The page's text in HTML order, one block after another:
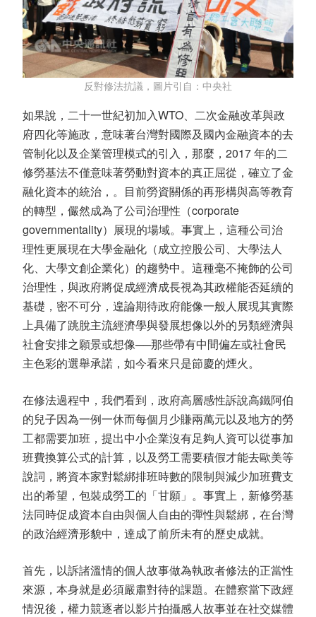
反對修法抗議，圖片引自：中央社
如果說，二十一世紀初加入WTO、二次金融改革與政
府四化等施政，意味著台灣對國際及國內金融資本的去
管制化以及企業管理模式的引入，那麼，2017 年的二
修勞基法不僅意味著勞動對資本的真正屈從，確立了金
融化資本的統治，。目前勞資關係的再形構與高等教育
的轉型，儼然成為了公司治理性（corporate
governmentality）展現的場域。事實上，這種公司治
理性更展現在大學金融化（成立控股公司、大學法人
化、大學文創企業化）的趨勢中。這種毫不掩飾的公司
治理性，與政府將促成經濟成長視為其政權能否延續的
基礎，密不可分，遑論期待政府能像一般人展現其實際
上具備了跳脫主流經濟學與發展想像以外的另類經濟與
社會安排之願景或想像──那些帶有中間偏左或社會民
主色彩的選舉承諾，如今看來只是節慶的煙火。
在修法過程中，我們看到，政府高層感性訴說高鐵阿伯
的兒子因為一例一休而每個月少賺兩萬元以及地方的勞
工都需要加班，提出中小企業沒有足夠人資可以從事加
班費換算公式的計算，以及勞工需要積假才能去歐美等
說詞，將資本家對鬆綁排班時數的限制與減少加班費支
出的希望，包裝成勞工的「甘願」。事實上，新修勞基
法同時促成資本自由與個人自由的彈性與鬆綁，在台灣
的政治經濟形貌中，達成了前所未有的歷史成就。
首先，以訴諸溫情的個人故事做為執政者修法的正當性
來源，本身就是必須嚴肅對待的課題。在體察當下政經
情況後，權力競逐者以影片拍攝感人故事並在社交媒體